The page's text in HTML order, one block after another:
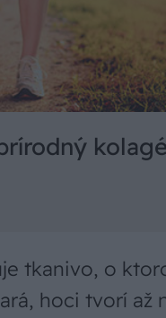
tkanivo, o
hoci tvorí až